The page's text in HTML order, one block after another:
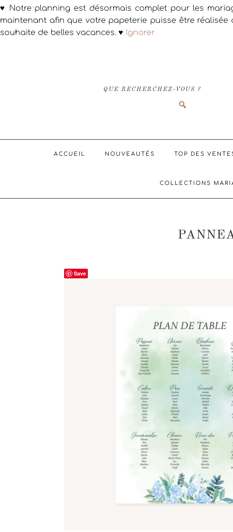
♥ Notre planning est désormais complet pour les
maintenant afin que votre papeterie puisse être réalisée
souhaite de belles vacances. ♥
Ignorer
QUE RECHERCHEZ-VOUS ?
ACCUEIL NOUVEAUTÉS TOP DES
COLLECTIONS
Save